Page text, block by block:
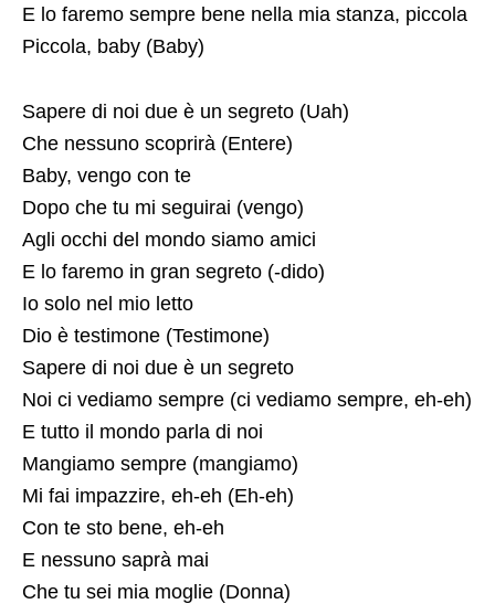
E lo faremo sempre bene nella mia stanza, piccola
Piccola, baby (Baby)
Sapere di noi due è un segreto (Uah)
Che nessuno scoprirà (Entere)
Baby, vengo con te
Dopo che tu mi seguirai (vengo)
Agli occhi del mondo siamo amici
E lo faremo in gran segreto (-dido)
Io solo nel mio letto
Dio è testimone (Testimone)
Sapere di noi due è un segreto
Noi ci vediamo sempre (ci vediamo sempre, eh-eh)
E tutto il mondo parla di noi
Mangiamo sempre (mangiamo)
Mi fai impazzire, eh-eh (Eh-eh)
Con te sto bene, eh-eh
E nessuno saprà mai
Che tu sei mia moglie (Donna)